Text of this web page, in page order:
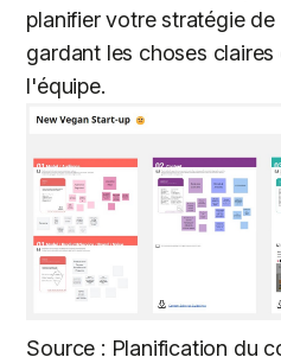
planifier votre stratégie
gardant les choses
l'équipe.
Source : Planification du